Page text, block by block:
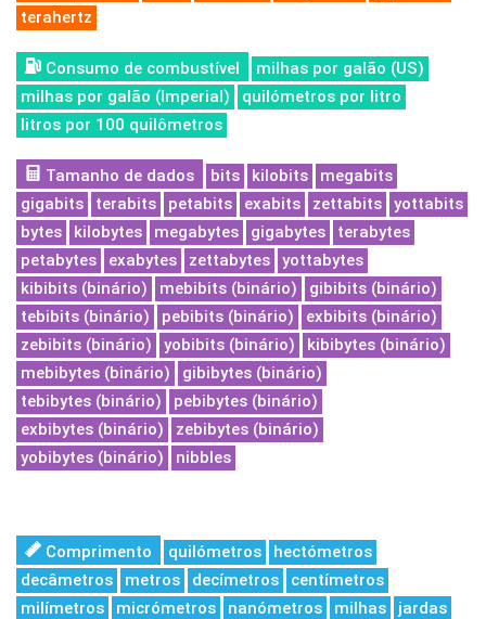
terahertz
Consumo de combustível
milhas por galão (US)
milhas por galão (Imperial)
quilómetros por litro
litros por 100 quilômetros
Tamanho de dados bits kilobits
megabits
gigabits
terabits petabits exabits zettabits
yottabits
bytes
kilobytes megabytes gigabytes
terabytes
petabytes
exabytes zettabytes
yottabytes
kibibits (binário)
mebibits (binário)
gibibits (binário)
tebibits (binário)
pebibits (binário)
exbibits (binário)
zebibits (binário)
yobibits (binário)
kibibytes (binário)
mebibytes (binário)
gibibytes (binário)
tebibytes (binário)
pebibytes (binário)
exbibytes (binário)
zebibytes (binário)
yobibytes (binário)
nibbles
Comprimento quilómetros
hectómetros
decâmetros
metros decímetros
centímetros
milímetros
micrómetros nanómetros milhas
jardas